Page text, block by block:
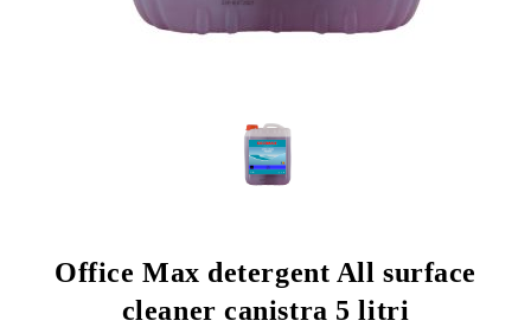
Office Max detergent All surface
cleaner canistra 5 litri